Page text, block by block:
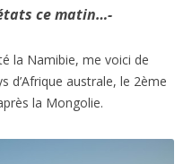
ce matin…-
la Namibie, me voici de
d’Afrique australe, le 2ème
la Mongolie.